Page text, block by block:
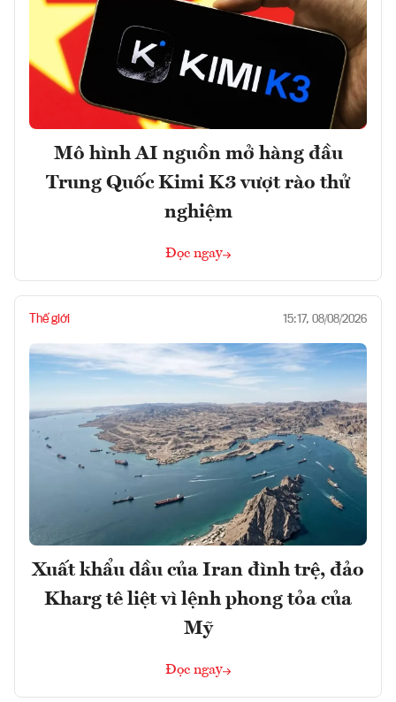
Mô hình AI nguồn mở hàng đầu
Trung Quốc Kimi K3 vượt rào thử
nghiệm
Đọc ngay
Thế giới 15:17, 08/08/2026
Xuất khẩu dầu của Iran đình trệ, đảo
Kharg tê liệt vì lệnh phong tỏa của
Mỹ
Đọc ngay